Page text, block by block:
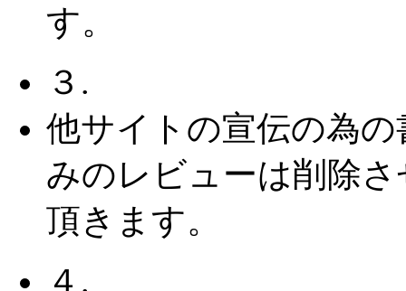
す。
３.
他サイトの宣伝の為の
みのレビューは削除さ
頂きます。
４.